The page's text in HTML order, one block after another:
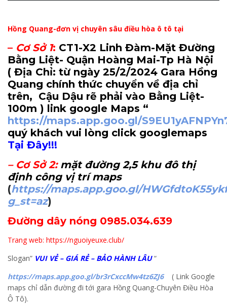
Hồng Quang-đơn vị chuyên sâu điều hòa ô tô tại
– Cơ Sở 1: CT1-X2 Linh Đàm-Mặt Đường
Bằng Liệt- Quận Hoàng Mai-Tp Hà Nội
( Địa Chỉ: từ ngày 25/2/2024 Gara Hồng
Quang chính thức chuyển về địa chỉ
trên, Cậu Dậu rẽ phải vào Bằng Liệt-
100m ) link google Maps “
https://maps.app.goo.gl/
quý khách vui lòng click googlemaps
Tại Đây!!!
– Cơ Sở 2: mặt đường 2,5 khu đô thị
định công vị trí maps
(https://maps.app.goo.gl/
g_st=az)
Đường dây nóng 0985.034.639
Trang web: https://nguoiyeuxe.club/
Slogan” VUI VẺ – GIÁ RẺ – BẢO HÀNH LÂU “
https://maps.app.goo.gl/br3rCxccMw4tz6ZJ6( Link Google
maps chỉ dẫn đường đi tới gara Hồng Quang-Chuyên Điều Hòa
Ô Tô).